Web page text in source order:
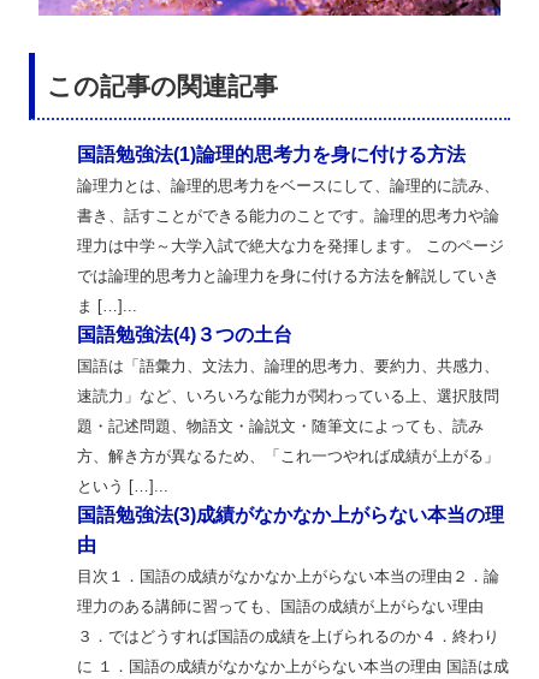
この記事の関連記事
国語勉強法(1)論理的思考力を身に付ける方法
論理力とは、論理的思考力をベースにして、論理的に読み、
書き、話すことができる能力のことです。論理的思考力や論
理力は中学～大学入試で絶大な力を発揮します。 このページ
では論理的思考力と論理力を身に付ける方法を解説していき
ま […]...
国語勉強法(4)３つの土台
国語は「語彙力、文法力、論理的思考力、要約力、共感力、
速読力」など、いろいろな能力が関わっている上、選択肢問
題・記述問題、物語文・論説文・随筆文によっても、読み
方、解き方が異なるため、「これ一つやれば成績が上がる」
という […]...
国語勉強法(3)成績がなかなか上がらない本当の理
由
目次１．国語の成績がなかなか上がらない本当の理由２．論
理力のある講師に習っても、国語の成績が上がらない理由
３．ではどうすれば国語の成績を上げられるのか４．終わり
に １．国語の成績がなかなか上がらない本当の理由 国語は成